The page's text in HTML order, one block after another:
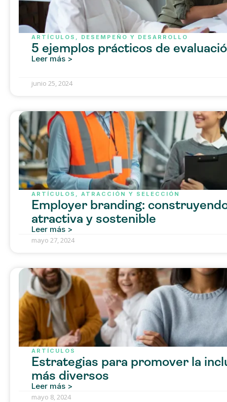
ARTÍCULOS DESEMPEÑO Y DESARROLLO
5 ejemplos prácticos de
Leer más >
junio 25, 2024
ARTÍCULOS ATRACCIÓN Y SELECCIÓN
Employer branding:
atractiva y sostenible
Leer más >
mayo 27, 2024
ARTÍCULOS
Estrategias para promover la
más diversos
Leer más >
mayo 8, 2024